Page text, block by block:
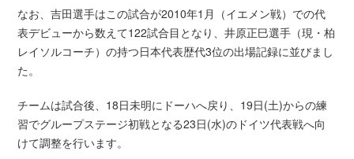
なお、吉田選手はこの試合が2010年1月（イエメン戦）での代
表デビューから数えて122試合目となり、井原正巳選手（現・柏
レイソルコーチ）の持つ日本代表歴代3位の出場記録に並びまし
た。
チームは試合後、18日未明にドーハへ戻り、19日(土)からの練
習でグループステージ初戦となる23日(水)のドイツ代表戦へ向
けて調整を行います。